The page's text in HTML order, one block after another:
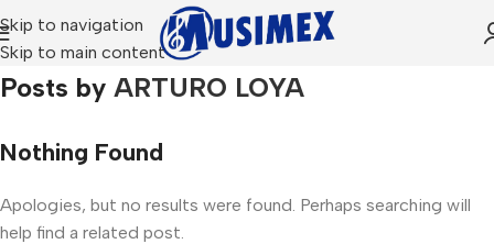
Skip to navigation
Skip to main content
Home
Posts by ARTURO LOYA
Nothing Found
Apologies, but no results were found. Perhaps searching will
help find a related post.